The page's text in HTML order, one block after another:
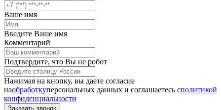
Ваше имя
Введите Ваше имя
Комментарий
Подтвердите, что Вы не робот
Нажимая на кнопку, вы даете согласие
наобработкуперсональных данных и соглашаетесь cполитикой
конфиденциальности
Заказать звонок